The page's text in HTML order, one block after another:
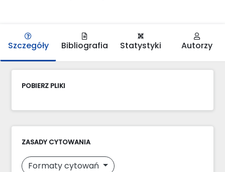
Szczegóły Bibliografia Statystyki Autorzy
POBIERZ PLIKI
ZASADY CYTOWANIA
Formaty cytowań